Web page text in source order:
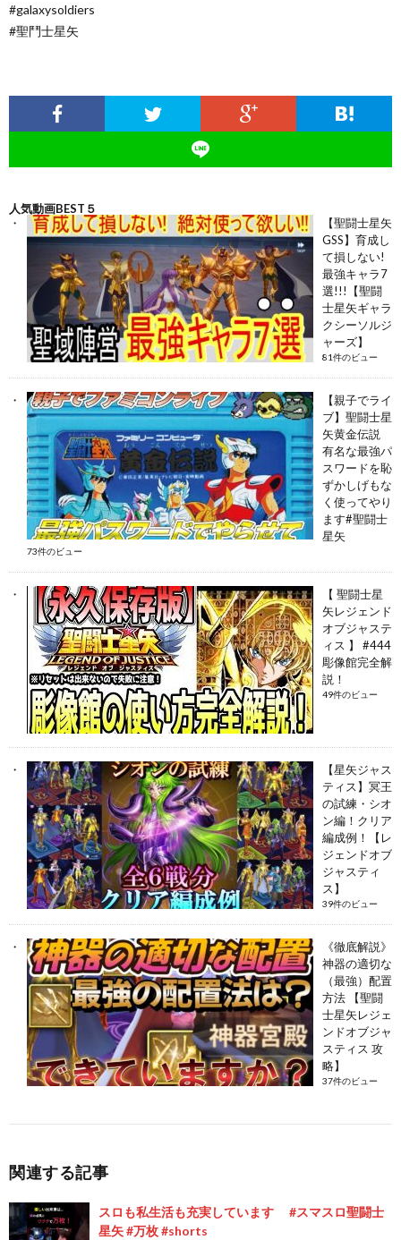
#galaxysoldiers
#聖鬥士星矢
人気動画BEST５
【聖闘士星矢
GSS】育成し
て損しない!
最強キャラ7
選!!!【聖闘
士星矢ギャラ
クシーソルジ
ャーズ】
81件のビュー
【親子でライ
ブ】聖闘士星
矢黄金伝説
有名な最強パ
スワードを恥
ずかしげもな
く使ってやり
ます#聖闘士
星矢
73件のビュー
【 聖闘士星
矢レジェンド
オブジャステ
ィス 】 #444
彫像館完全解
説！
49件のビュー
【星矢ジャス
ティス】冥王
の試練・シオ
ン編！クリア
編成例！【レ
ジェンドオブ
ジャスティ
ス】
39件のビュー
《徹底解説》
神器の適切な
（最強）配置
方法 【聖闘
士星矢レジェ
ンドオブジャ
スティス 攻
略】
37件のビュー
関連する記事
スロも私生活も充実しています #スマスロ聖闘士
星矢 #万枚 #shorts